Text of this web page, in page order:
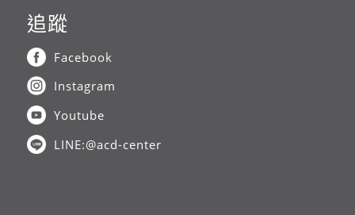
追蹤
Facebook
Instagram
Youtube
LINE:@acd-center